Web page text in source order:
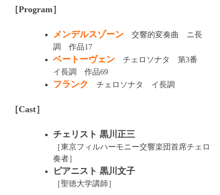
［Program］
メンデルスゾーン
交響的変奏曲 ニ長
調 作品17
ベートーヴェン
チェロソナタ 第3番
イ長調 作品69
フランク チェロソナタ イ長調
［Cast］
チェリスト 黒川正三
［東京フィルハーモニー交響楽団首席チェロ
奏者］
ピアニスト 黒川文子
［聖徳大学講師］